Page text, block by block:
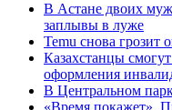
В Астане двоих
заплывы в луже
Temu снова
Казахстанцы
оформления
В Центральном
«Время покажет».